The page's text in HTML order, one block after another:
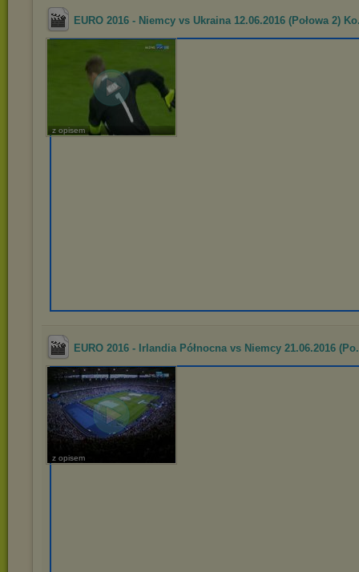
EURO 2016 - Niemcy vs Ukraina 12.06.2016 (Połowa 2)
z opisem
EURO 2016 - Irlandia Północna vs Niemcy 21.06.2016
z opisem